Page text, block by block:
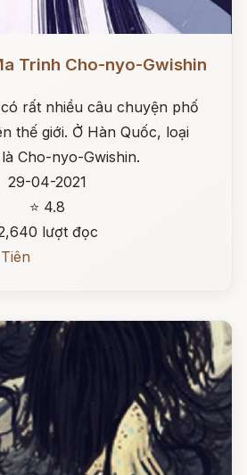
Trinh Cho-nyo-Gwishin
rất nhiều câu chuyện phố
thế giới. Ở Hàn Quốc, loại
Cho-nyo-Gwishin.
29-04-2021
⭐ 4.8
lượt đọc